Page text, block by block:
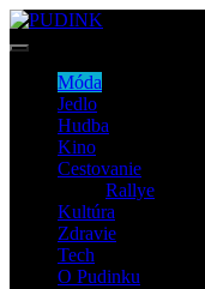
Móda
Jedlo
Hudba
Kino
Cestovanie
Rallye
Kultúra
Zdravie
Tech
O Pudinku